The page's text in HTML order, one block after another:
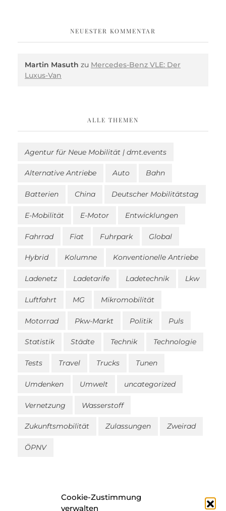
Cookie-Zustimmung
verwalten
NEUESTER KOMMENTAR
Martin Masuth zu Mercedes-Benz VLE: Der
Luxus-Van
ALLE THEMEN
Agentur für Neue Mobilität | dmt.events
Alternative Antriebe Auto Bahn
Batterien China Deutscher Mobilitätstag
E-Mobilität E-Motor Entwicklungen
Fahrrad Fiat Fuhrpark Global
Hybrid Kolumne Konventionelle Antriebe
Ladenetz Ladetarife Ladetechnik Lkw
Luftfahrt MG Mikromobilität
Motorrad Pkw-Markt Politik Puls
Statistik Städte Technik Technologie
Tests Travel Trucks Tunen
Umdenken Umwelt uncategorized
Vernetzung Wasserstoff
Zukunftsmobilität Zulassungen Zweirad
ÖPNV